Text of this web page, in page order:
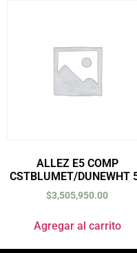
ALLEZ E5 COMP
CSTBLUMET/DUNEWHT
$3,505,950.00
Agregar al carrito